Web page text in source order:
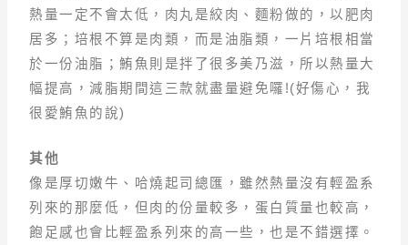
熱量一定不會太低，肉丸是絞肉、麵粉做的，以肥肉
居多；培根不算是肉類，而是油脂類，一片培根相當
於一份油脂；鮪魚則是拌了很多美乃滋，所以熱量大
幅提高，減脂期間這三款就盡量避免囉!(好傷心，我
很愛鮪魚的說)
其他
像是厚切嫩牛、哈燒起司總匯，雖然熱量沒有輕盈系
列來的那麼低，但肉的份量較多，蛋白質量也較高，
飽足感也會比輕盈系列來的高一些，也是不錯選擇。